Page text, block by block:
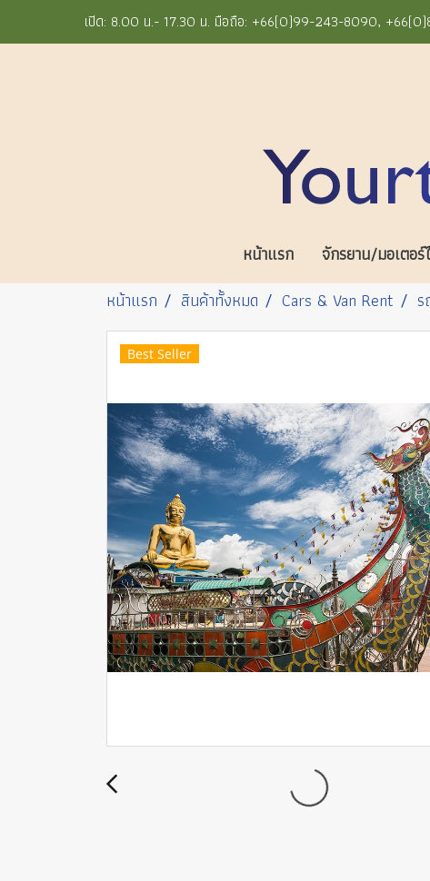
เปิด: 8.00 น.- 17.30 น. มือถือ: +66(0)99-243-8090,
หน้าแรก จักรยาน/มอเตอร์
หน้าแรก
สินค้าทั้งหมด Cars & Van Rent
Best Seller